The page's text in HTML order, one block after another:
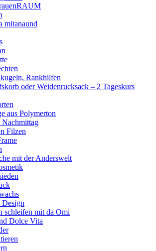
mitanaund
Rankhilfen
oder Weidenrucksack – 2 Tageskurs
aus Polymerton
Filzen
mit der Anderswelt
schleifen mit da Omi
Dolce Vita